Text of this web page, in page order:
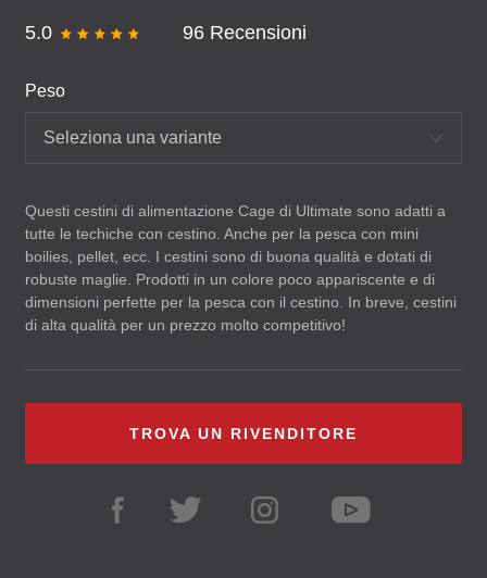
5.0 96 Recensioni
Peso
Seleziona una variante
Questi cestini di alimentazione Cage di Ultimate sono adatti a
tutte le techiche con cestino. Anche per la pesca con mini
boilies, pellet, ecc. I cestini sono di buona qualità e dotati di
robuste maglie. Prodotti in un colore poco appariscente e di
dimensioni perfette per la pesca con il cestino. In breve, cestini
di alta qualità per un prezzo molto competitivo!
TROVA UN RIVENDITORE